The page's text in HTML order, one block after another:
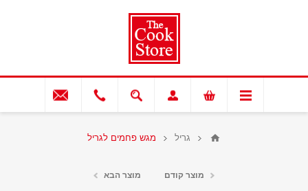
גריל מגש פחמים לגריל
מוצר קודם מוצר הבא